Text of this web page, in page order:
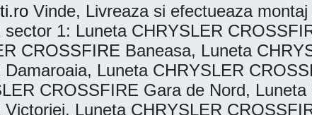
Vinde, Livreaza si efectueaza
1: Luneta CHRYSLER
CROSSFIRE Baneasa, Luneta
Luneta CHRYSLER
CROSSFIRE Gara de Nord,
Luneta CHRYSLER